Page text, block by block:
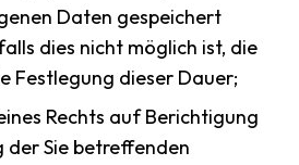
Daten gespeichert
dies nicht möglich ist, die
Festlegung dieser Dauer;
Rechts auf Berichtigung
der Sie betreffenden